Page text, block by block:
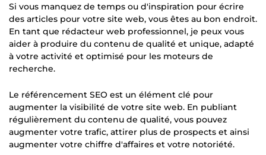
Si vous manquez de temps ou d'inspiration pour écrire
des articles pour votre site web, vous êtes au bon endroit.
En tant que rédacteur web professionnel, je peux vous
aider à produire du contenu de qualité et unique, adapté
à votre activité et optimisé pour les moteurs de
recherche.
Le référencement SEO est un élément clé pour
augmenter la visibilité de votre site web. En publiant
régulièrement du contenu de qualité, vous pouvez
augmenter votre trafic, attirer plus de prospects et ainsi
augmenter votre chiffre d'affaires et votre notoriété.